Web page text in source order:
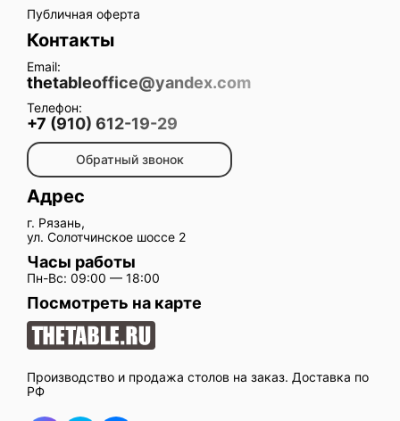
Производство и продажа столов на заказ. Доставка по
РФ
Публичная оферта
Контакты
Email:
thetableoffice@yandex.com
Телефон:
+7 (910) 612-19-29
Обратный звонок
Адрес
г. Рязань,
ул. Солотчинское шоссе 2
Часы работы
Пн-Вс: 09:00 — 18:00
Посмотреть на карте